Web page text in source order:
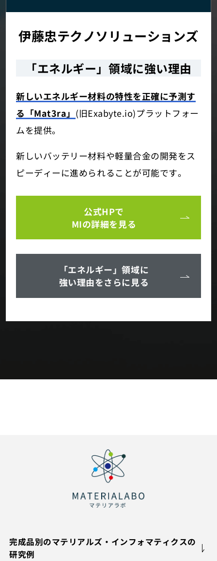
伊藤忠テクノソリューションズ
「エネルギー」領域に強い理由
新しいエネルギー材料の特性を正確に予測す
る「Mat3ra」 (旧Exabyte.io)プラットフォー
ムを提供。
新しいバッテリー材料や軽量合金の開発をス
ピーディーに進められることが可能です。
公式HPで
MIの詳細を見る
「エネルギー」領域に
強い理由をさらに見る
完成品別のマテリアルズ・インフォマティクスの
研究例